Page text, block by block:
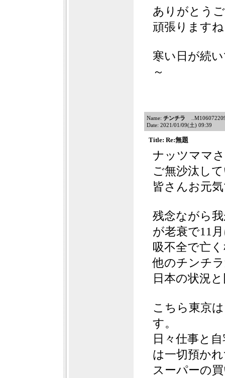
ありがとう
頑張ります
寒い日が続
～
Name: チンチラ
Date: 2021/01/09(土) 09:39
Title: Re:無題
ナッツママ
ご無沙汰し
皆さんお元
残念ながら
が老衰で11
吸不全で亡
他のチンチ
日本の状況
こちら東京
す。
日々仕事と
は一切預か
スーパーの